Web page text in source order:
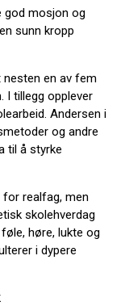
god mosjon og
sunn kropp
nesten en av fem
I tillegg opplever
Andersen i
og andre
til å styrke
realfag, men
skolehverdag
høre, lukte og
i dypere